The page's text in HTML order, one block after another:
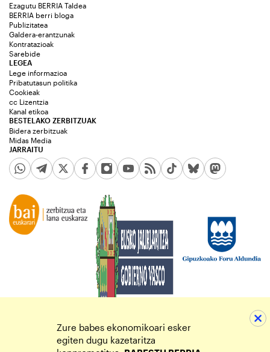
Ezagutu BERRIA Taldea
BERRIA berri bloga
Publizitatea
Galdera-erantzunak
Kontratazioak
Sarebide
JARRAITU
LEGEA
Lege informazioa
Pribatutasun politika
Cookieak
cc Lizentzia
Kanal etikoa
BESTELAKO ZERBITZUAK
Bidera zerbitzuak
Midas Media
Zure babes ekonomikoari esker
egiten dugu kazetaritza